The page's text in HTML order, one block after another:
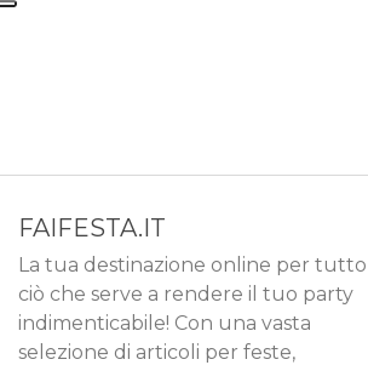
FAIFESTA.IT
La tua destinazione online per tutto
ciò che serve a rendere il tuo party
indimenticabile! Con una vasta
selezione di articoli per feste,